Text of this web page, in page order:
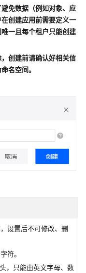
免数据（例如对象、应
创建应用前需要定义一
一且每个租户只能创建
，创建前请确认好相关信
名空间。
设置后不可修改、删
符。
，只能由英文字母、数